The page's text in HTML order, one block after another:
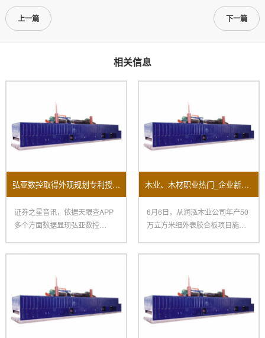
上一篇 下一篇
相关信息
弘亚数控取得外观规划专利授权：“数控四边锯”
证券之星音讯，依据天眼查APP
多个方面数据显现弘亚数控
木业、木材职业热门_企业新闻-木业网
6月6日，从润泓木业公司年产50
万立方米细外表胶合板项目施工